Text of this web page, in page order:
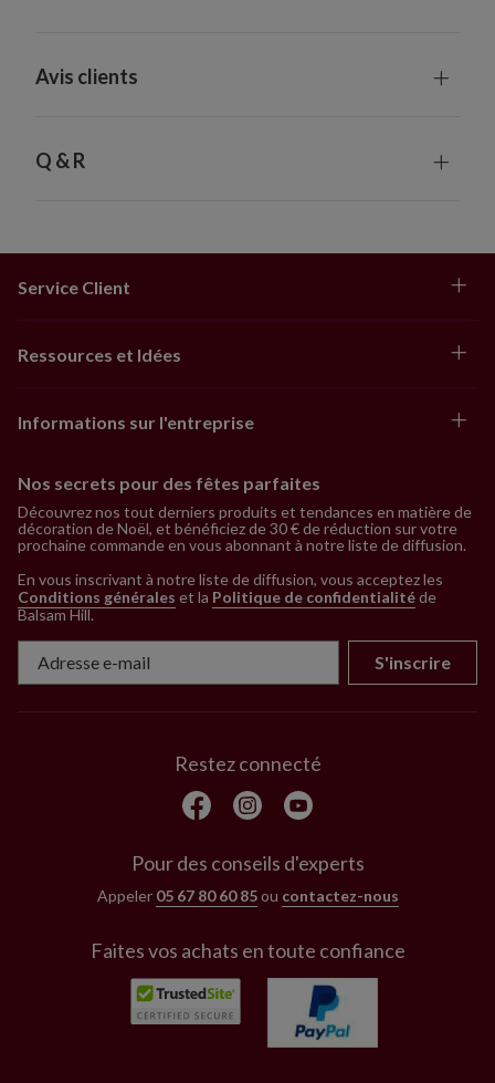
Avis clients
Q & R
Service Client
Ressources et Idées
Informations sur l'entreprise
Nos secrets pour des fêtes parfaites
Découvrez nos tout derniers produits et tendances en matière de
décoration de Noël, et bénéficiez de 30 € de réduction sur votre
prochaine commande en vous abonnant à notre liste de diffusion.
En vous inscrivant à notre liste de diffusion, vous acceptez les
Conditions générales et la Politique de confidentialitéde
Balsam Hill.
S'inscrire
Restez connecté
Pour des conseils d'experts
Appeler 05 67 80 60 85ou contactez-nous
Faites vos achats en toute confiance